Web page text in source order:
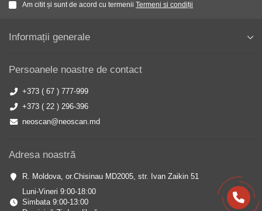
Am citit și sunt de acord cu termenii Termeni si condiții
Informații generale
Persoanele noastre de contact
+373 ( 67 ) 777-999
+373 ( 22 ) 296-396
neoscan@neoscan.md
Adresa noastră
R. Moldova, or.Chisinau MD2005, str. Ivan Zaikin 51
Luni-Vineri 9:00-18:00
Simbata 9:00-13:00